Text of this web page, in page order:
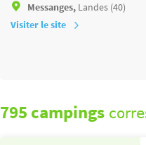
Messanges, Landes (40)
Visiter le site
795 campings